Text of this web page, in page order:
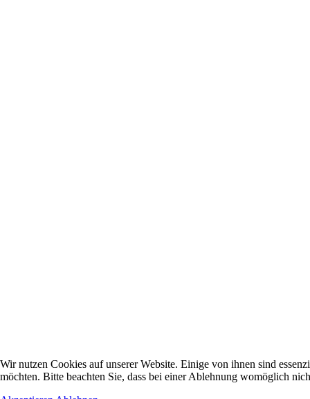
Wir nutzen Cookies auf unserer Website. Einige von ihnen sind
möchten. Bitte beachten Sie, dass bei einer Ablehnung womöglich